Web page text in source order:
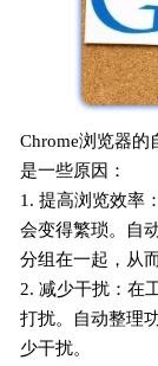
Chrome浏览器
是一些原因：
1. 提高浏览效率
会变得繁琐。自
分组在一起，从
2. 减少干扰：在
打扰。自动整理
少干扰。